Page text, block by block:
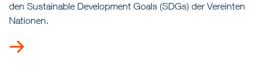
den Sustainable Development Goals (SDGs) der Vereinten
Nationen.